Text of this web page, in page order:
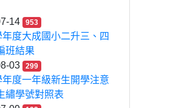
14
953
年度大成國小二升三、四
班結果
03
299
年度一年級新生開學注意
繡學號對照表